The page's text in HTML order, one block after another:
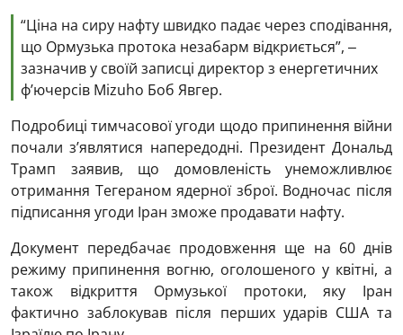
“Ціна на сиру нафту швидко падає через сподівання,
що Ормузька протока незабарм відкриється”, ‒
зазначив у своїй записці директор з енергетичних
ф’ючерсів Mizuho Боб Явгер.
Подробиці тимчасової угоди щодо припинення війни
почали з’являтися напередодні. Президент Дональд
Трамп заявив, що домовленість унеможливлює
отримання Тегераном ядерної зброї. Водночас після
підписання угоди Іран зможе продавати нафту.
Документ передбачає продовження ще на 60 днів
режиму припинення вогню, оголошеного у квітні, а
також відкриття Ормузької протоки, яку Іран
фактично заблокував після перших ударів США та